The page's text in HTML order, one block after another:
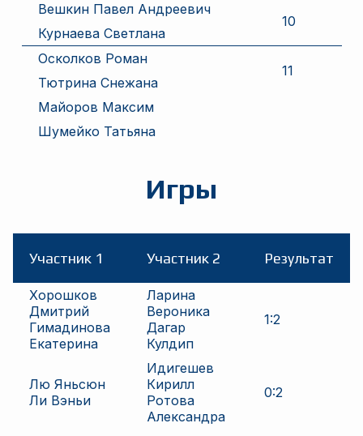
Вешкин Павел Андреевич
10
Курнаева Светлана
Осколков Роман
11
Тютрина Снежана
Майоров Максим
Шумейко Татьяна
Игры
Участник 1 Участник 2 Результат
Хорошков
Дмитрий
Гимадинова
Екатерина
Ларина
Вероника
Дагар
Кулдип
1:2
Лю Яньсюн
Ли Вэньи
Идигешев
Кирилл
Ротова
Александра
0:2